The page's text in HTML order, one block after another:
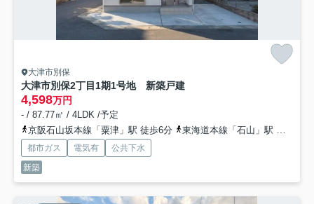
大津市別保
大津市別保2丁目1期1号地 新築戸建
4,598万円
- / 87.77㎡ / 4LDK /予定
京阪石山坂本線「粟津」駅 徒歩6分
東海道本線「石山」駅 徒歩12分
都市ガス 電気有
公共下水
新築